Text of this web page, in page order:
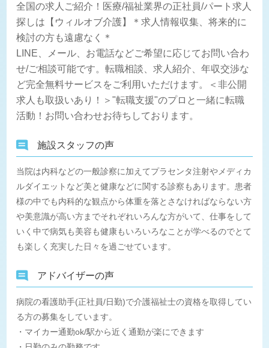
全国の求人ご紹介！医療/福祉業界の正社員/パート求人
探しは【ウィルオブ介護】＊求人情報収集、将来的に
検討の方も遠慮なく＊
LINE、メール、お電話などご希望に応じてお問い合わ
せ/ご相談可能です。転職相談、求人紹介、年収交渉な
ど完全無料サービスをご利用いただけます。＜非公開
求人も取扱いあり！＞"転職支援"のプロと一緒に転職
活動！お問い合わせお待ちしております。
施設スタッフの声
当院は内科などの一般診察に加えてプラセンタ注射やメディカ
ルダイエットなど美と健康などに関する診察もあります。患者
様の中でも内科的な観点から体重を落とさなければならない方
や美意識が高い方までそれぞれいろんな方がいて、仕事をして
いく中で病気も美容も健康もいろいろなことが学べるのでとて
も楽しく充実した日々を過ごせています。
アドバイザーの声
病院の看護助手(正社員/日勤)で介護福祉士の資格を取得してい
る方の募集をしています。
・マイカー通勤ok/駅から近く通勤が楽にできます